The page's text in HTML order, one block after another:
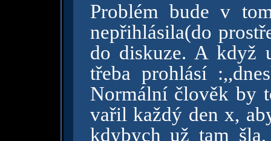
Problém bude v
nepřihlásila(do
do diskuze. A když
třeba prohlásí
Normální člověk by
vařil každý den x,
kdybych už tam